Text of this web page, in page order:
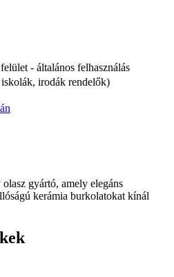
- általános felhasználás
irodák rendelők)
gyártó, amely elegáns
kerámia burkolatokat kínál